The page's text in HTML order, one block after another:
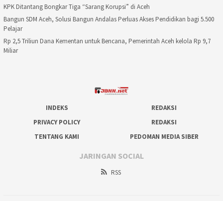
KPK Ditantang Bongkar Tiga “Sarang Korupsi” di Aceh
Bangun SDM Aceh, Solusi Bangun Andalas Perluas Akses Pendidikan bagi 5.500
Pelajar
Rp 2,5 Triliun Dana Kementan untuk Bencana, Pemerintah Aceh kelola Rp 9,7
Miliar
INDEKS
REDAKSI
PRIVACY POLICY
REDAKSI
TENTANG KAMI
PEDOMAN MEDIA SIBER
JARINGAN SOCIAL
RSS